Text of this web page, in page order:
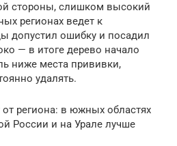
стороны, слишком высокий
регионах ведет к
допустил ошибку и посадил
— в итоге дерево начало
ниже места прививки,
удалять.
региона: в южных областях
России и на Урале лучше